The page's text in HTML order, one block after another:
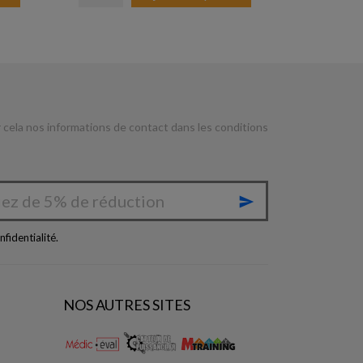
nos informations de contact dans les conditions

.
NOS AUTRES SITES